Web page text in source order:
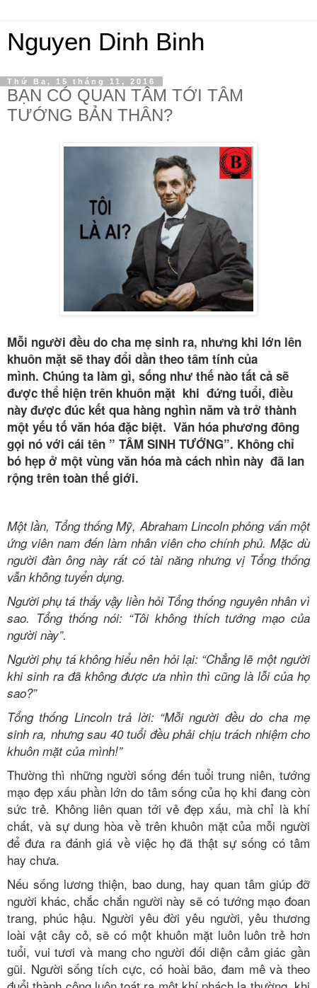
Nguyen Dinh Binh
Thứ Ba, 15 tháng 11, 2016
BẠN CÓ QUAN TÂM TỚI TÂM
TƯỚNG BẢN THÂN?
Mỗi người đều do cha mẹ sinh ra, nhưng khi lớn lên
khuôn mặt sẽ thay đổi dần theo tâm tính của
mình. Chúng ta làm gì, sống như thế nào tất cả sẽ
được thể hiện trên khuôn mặt khi đứng tuổi, điều
này được đúc kết qua hàng nghìn năm và trở thành
một yếu tố văn hóa đặc biệt. Văn hóa phương đông
gọi nó với cái tên ” TÂM SINH TƯỚNG”. Không chỉ
bó hẹp ở một vùng văn hóa mà cách nhìn này đã lan
rộng trên toàn thế giới.
Một lần, Tổng thống Mỹ, Abraham Lincoln phỏng vấn một
ứng viên nam đến làm nhân viên cho chính phủ. Mặc dù
người đàn ông này rất có tài năng nhưng vị Tổng thống
vẫn không tuyển dụng.
Người phụ tá thấy vậy liền hỏi Tổng thống nguyên nhân vì
sao. Tổng thống nói: “Tôi không thích tướng mạo của
người này”.
Người phụ tá không hiểu nên hỏi lại: “Chẳng lẽ một người
khi sinh ra đã không được ưa nhìn thì cũng là lỗi của họ
sao?”
Tổng thống Lincoln trả lời: “Mỗi người đều do cha mẹ
sinh ra, nhưng sau 40 tuổi đều phải chịu trách nhiệm cho
khuôn mặt của mình!”
Thường thì những người sống đến tuổi trung niên, tướng
mạo đẹp xấu phần lớn do tâm sống của họ khi đang còn
sức trẻ. Không liên quan tới vẻ đẹp xấu, mà chỉ là khí
chất, và sự dung hòa về trên khuôn mặt của mỗi người
để đưa ra đánh giá về việc họ đã thật sự sống có tâm
hay chưa.
Nếu sống lương thiện, bao dung, hay quan tâm giúp đỡ
người khác, chắc chắn người này sẽ có tướng mạo đoan
trang, phúc hậu. Người yêu đời yêu người, yêu thương
loài vật cây cỏ, sẽ có một khuôn mặt luôn luôn trẻ hơn
tuổi, vui tươi và mang cho người đối diện cảm giác gần
gũi. Người sống tích cực, có hoài bão, đam mê và theo